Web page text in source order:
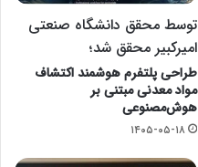
توسط محقق دانشگاه صنعتی
امیرکبیر محقق شد؛
طراحی پلتفرم هوشمند اکتشاف
مواد معدنی مبتنی بر
هوش‌مصنوعی
۱۴۰۵-۰۵-۱۸